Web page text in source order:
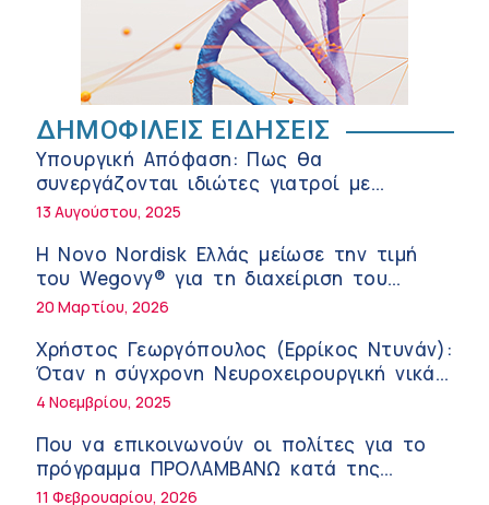
Σε Λαμία και Καρδίτσα ο Υπουργός Υγείας
Άδ. Γεωργιάδης για την παραλαβή 7
ασθενοφόρων του ΕΚΑΒ και τα εγκαίνια
του ΚΥ Σοφάδων
5:04 πμ
Πόσο μας επηρεάζει ο ύπνος με
ανεμιστήρα ή air-condition το καλοκαίρι
11:34 πμ
Randy Schekman, Νομπελίστας Ιατρικής:
«Σε πέντε χρόνια μπορεί να έχουμε
θεραπεία που αναστέλλει την εξέλιξη
του Πάρκινσον»
9:24 πμ
Αντώνης Βουκλαρής – «ΕΡΡΙΚΟΣ ΝΤΥΝΑΝ»
9:18 πμ
Πώς να προλάβετε και να αντιμετωπίσετε
τη διάρροια των ταξιδιωτών
8:30 πμ
ΔΗΜΟΦΙΛΕΙΣ ΕΙΔΗΣΕΙΣ
Υπουργική Απόφαση: Πως θα
συνεργάζονται ιδιώτες γιατροί με
νοσοκομεία του δημοσίου συστήματος
13 Αυγούστου, 2025
Η Novo Nordisk Ελλάς μείωσε την τιμή
του Wegovy® για τη διαχείριση του
βάρους
20 Μαρτίου, 2026
Χρήστος Γεωργόπουλος (Ερρίκος Ντυνάν):
Όταν η σύγχρονη Νευροχειρουργική νικά
το φόβο!
4 Νοεμβρίου, 2025
Που να επικοινωνούν οι πολίτες για το
πρόγραμμα ΠΡΟΛΑΜΒΑΝΩ κατά της
παχυσαρκίας
11 Φεβρουαρίου, 2026